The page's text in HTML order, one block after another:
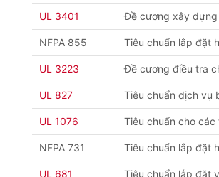
UL 3401 Đề cương xây
NFPA 855 Tiêu chuẩn lắp đặt
UL 3223 Đề cương điều tra
UL 827 Tiêu chuẩn dịch vụ
UL 1076 Tiêu chuẩn cho
NFPA 731 Tiêu chuẩn lắp đặt
UL 681 Tiêu chuẩn lắp đặt